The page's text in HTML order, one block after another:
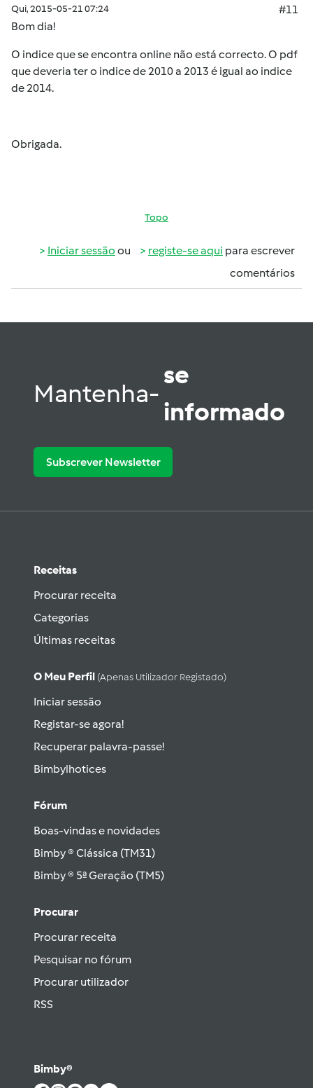
Qui, 2015-05-21 07:24
#11
Bom dia!
O indice que se encontra online não está correcto. O pdf
que deveria ter o indice de 2010 a 2013 é igual ao indice
de 2014.
Obrigada.
Topo
Iniciar sessão ou registe-se aqui para escrever
comentários
Mantenha-
se
informado
Subscrever Newsletter
Receitas
Procurar receita
Categorias
Últimas receitas
O Meu Perfil (apenas Utilizador Registado)
Iniciar sessão
Registar-se agora!
Recuperar palavra-passe!
Bimbylhotices
Fórum
Boas-vindas e novidades
Bimby ® Clássica (TM31)
Bimby ® 5ª Geração (TM5)
Procurar
Procurar receita
Pesquisar no fórum
Procurar utilizador
RSS
Bimby®